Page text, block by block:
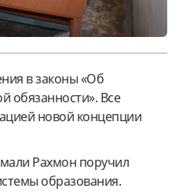
в законы «Об
обязанности». Все
новой концепции
Рахмон поручил
образования.